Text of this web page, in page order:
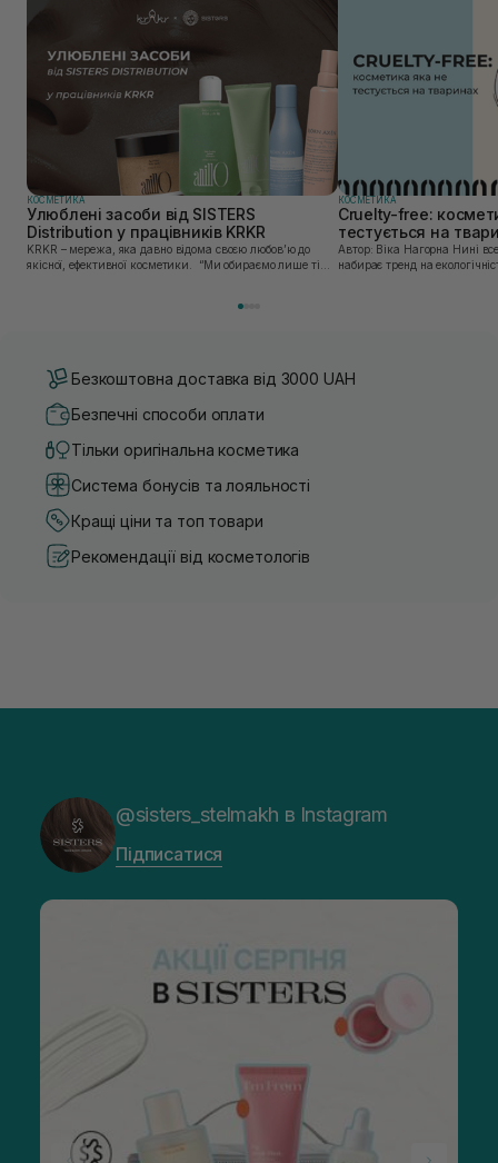
КОСМЕТИКА
Улюблені засоби від SISTERS
Distribution у працівників KRKR
KRKR – мережа, яка давно відома своєю любов’ю до
якісної, ефективної косметики. “Ми обираємо лише ті
КОСМЕТИКА
Cruelty-free:
тестується на
Автор: Віка Нагорна Нині все більшої популярності
набирає тренд на
Безкоштовна доставка від 3000 UAH
Безпечні способи оплати
Тільки оригінальна косметика
Система бонусів та лояльності
Кращі ціни та топ товари
Рекомендації від косметологів
@sisters_stelmakh в Instagram
Підписатися